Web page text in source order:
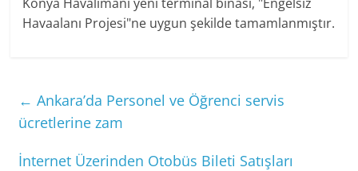
Havaalanı Projesi"ne uygun şekilde tamamlanmıştır.
← Ankara’da Personel ve Öğrenci servis
ücretlerine zam
İnternet Üzerinden Otobüs Bileti Satışları